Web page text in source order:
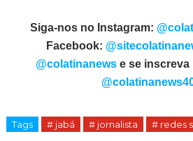
Siga-nos no Instagram:
Facebook:
@colatinanewse se inscreva
Tags # jabá # jornalista # redes